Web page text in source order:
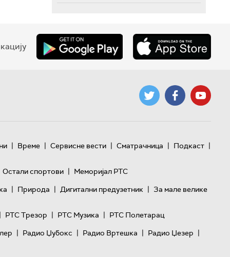
| Време | Сервисне вести | Сматрачница | Подкаст |
Остали спортови | Меморијал РТС
| Природа | Дигитални предузетник | За мале велике
| РТС Трезор | РТС Музика | РТС Полетарац
| Радио Џубокс | Радио Вртешка | Радио Џезер |